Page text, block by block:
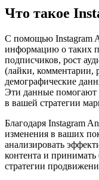
Что такое
С помощью Instagram
информацию о таких
подписчиков, рост
(лайки, комментарии,
демографические
Эти данные помогают
в вашей стратегии
Благодаря Instagram
изменения в ваших
анализировать
контента и
стратегии